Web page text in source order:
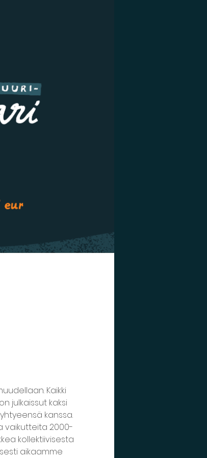
Kaikki
julkaissut kaksi
kanssa.
2000-
kollektiivisesta
aikaamme